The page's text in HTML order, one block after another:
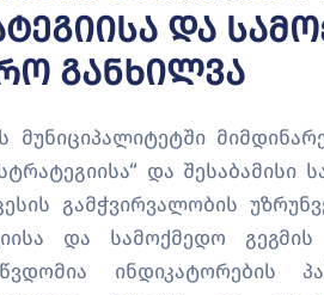
Და
Განხილვა
მუნიციპალიტეტში
და შესაბამისი
გამჭვირვალობის
და სამოქმედო
ინდიკატორების